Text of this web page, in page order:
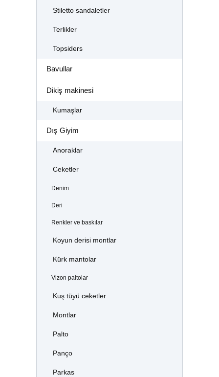
Stiletto sandaletler
Terlikler
Topsiders
Bavullar
Dikiş makinesi
Kumaşlar
Dış Giyim
Anoraklar
Ceketler
Denim
Deri
Renkler ve baskılar
Koyun derisi montlar
Kürk mantolar
Vizon paltolar
Kuş tüyü ceketler
Montlar
Palto
Panço
Parkas